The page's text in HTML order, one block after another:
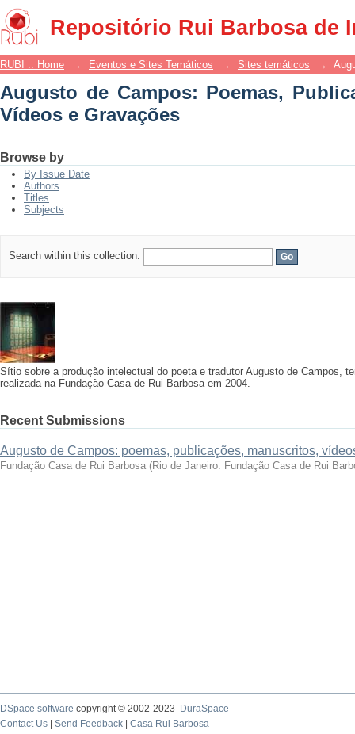
Repositório Rui Barbosa de
Augusto de Campos: Poemas,
RUBI :: Home → Eventos e Sites Temáticos → Sites temáticos →
Augusto de Campos: Poemas,
Vídeos e Gravações
Browse by
By Issue Date
Authors
Titles
Subjects
Search within this collection:
Sítio sobre a produção intelectual do poeta e tradutor Augusto de Campos,
realizada na Fundação Casa de Rui Barbosa em 2004.
Recent Submissions
Augusto de Campos: poemas, publicações, manuscritos,
Fundação Casa de Rui Barbosa (Rio de Janeiro: Fundação Casa de Rui
DSpace software copyright © 2002-2023
DuraSpace
Contact Us
Send Feedback Casa Rui Barbosa